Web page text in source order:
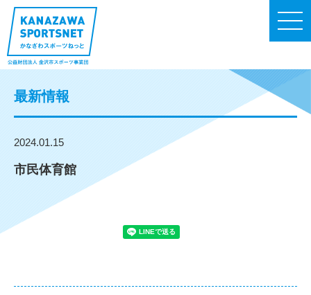
最新情報
2024.01.15
市民体育館